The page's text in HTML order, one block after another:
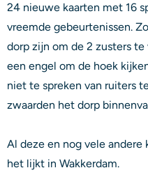
24 nieuwe kaarten met 16
vreemde gebeurtenissen.
dorp zijn om de 2 zusters
een engel om de hoek
niet te spreken van ruiters
zwaarden het dorp
Al deze en nog vele andere
het lijkt in Wakkerdam.